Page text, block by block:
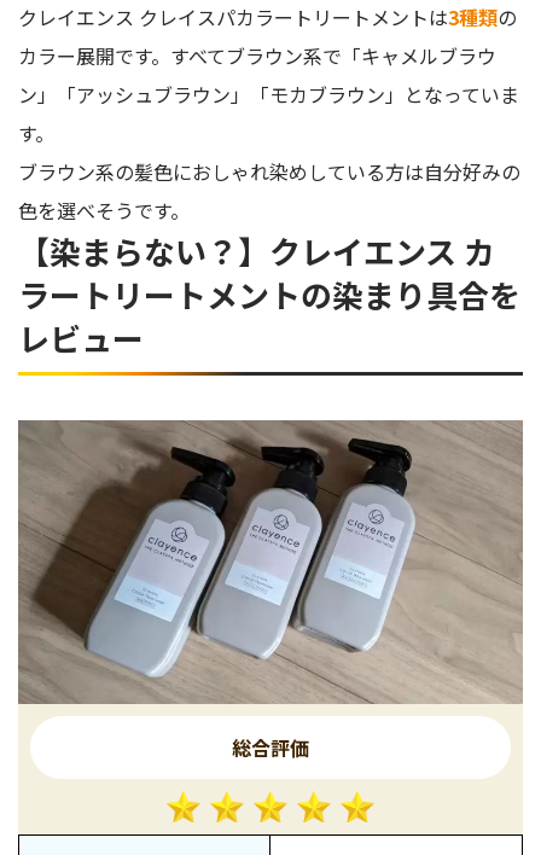
クレイエンス クレイスパカラートリートメントは3種類の
カラー展開です。すべてブラウン系で「キャメルブラウ
ン」「アッシュブラウン」「モカブラウン」となっていま
す。
ブラウン系の髪色におしゃれ染めしている方は自分好みの
色を選べそうです。
【染まらない？】クレイエンス カ
ラートリートメントの染まり具合を
レビュー
総合評価